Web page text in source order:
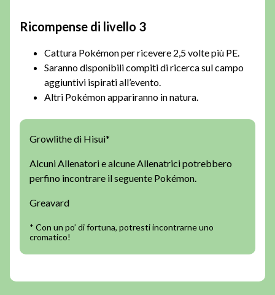
Ricompense di livello 3
Cattura Pokémon per ricevere 2,5 volte più PE.
Saranno disponibili compiti di ricerca sul campo
aggiuntivi ispirati all’evento.
Altri Pokémon appariranno in natura.
Growlithe di Hisui*
Alcuni Allenatori e alcune Allenatrici potrebbero
perfino incontrare il seguente Pokémon.
Greavard
* Con un po’ di fortuna, potresti incontrarne uno
cromatico!